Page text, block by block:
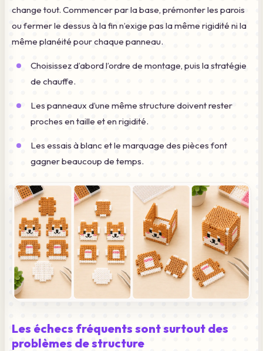
change tout. Commencer par la base, prémonter les parois
ou fermer le dessus à la fin n’exige pas la même rigidité ni la
même planéité pour chaque panneau.
Choisissez d’abord l’ordre de montage, puis la stratégie
de chauffe.
Les panneaux d’une même structure doivent rester
proches en taille et en rigidité.
Les essais à blanc et le marquage des pièces font
gagner beaucoup de temps.
Les échecs fréquents sont surtout des
problèmes de structure